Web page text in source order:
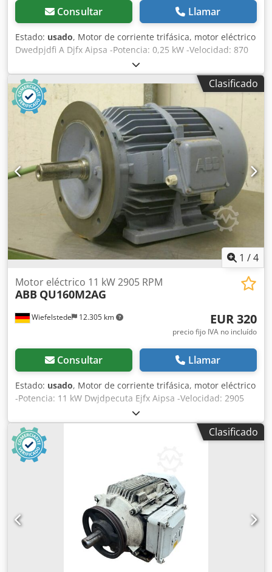
Consultar Llamar
Estado: usado, Motor de corriente trifásica, motor eléctrico
Dwedpjdfi A Djfx Aipsa -Potencia: 0,25 kW -Velocidad: 870
rpm -Eje: Ø 19 mm -Diseño/Construcción: B3 -Grado de
protección: IP 55 -Dimensiones: 270/155/A190 mm -Peso:
8,1 kg
Clasificado
1 /4
Wiefelstede 12.305 km
Motor eléctrico 11 kW 2905 RPM
ABB QU160M2AG
EUR 320
precio fijo IVA no incluído
Consultar Llamar
Estado: usado, Motor de corriente trifásica, motor eléctrico
-Potencia: 11 kW Dwjdpecuta Ejfx Aipsa -Velocidad: 2905
rpm -Eje: Ø 42 mm -Diseño: B35 -Grado de protección: IP
54 -Dimensiones: 580/420/A350 mm -Peso: 110 kg
Clasificado